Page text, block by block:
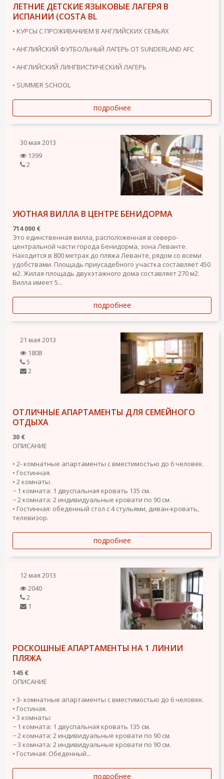
ЛЕТНИЕ ДЕТСКИЕ ЯЗЫКОВЫЕ ЛАГЕРЯ В
ИСПАНИИ (COSTA BL
• КУРСЫ С ПРОЖИВАНИЕМ В АНГЛИЙСКИХ СЕМЬЯХ
• АНГЛИЙСКИЙ ФУТБОЛЬНЫЙ ЛАГЕРЬ ОТ SUNDERLAND AFC
• АНГЛИЙСКИЙ ЛИНГВИСТИЧЕСКИЙ ЛАГЕРЬ
• SUMMER SCHOOL
подробнее
30 мая 2013
1399
2
УЮТНАЯ ВИЛЛА В ЦЕНТРЕ БЕНИДОРМА
714 000 €
Это единственная вилла, расположенная в северо-
центральной части города Бенидорма, зона Леванте.
Находится в 800 метрах до пляжа Леванте, рядом со всеми
удобствами. Площадь приусадебного участка составляет 450
м2. Жилая площадь двухэтажного дома составляет 270 м2.
Вилла имеет 5...
подробнее
21 мая 2013
1808
5
2
ОТЛИЧНЫЕ АПАРТАМЕНТЫ ДЛЯ СЕМЕЙНОГО
ОТДЫХА
30 €
ОПИСАНИЕ
• 2- комнатные апартаменты с вместимостью до 6 человек.
• Гостинная.
• 2 комнаты.
− 1 комната: 1 двуспальная кровать 135 см.
− 2 комната: 2 индивидуальные кровати по 90 см.
• Гостинная: обеденный стол с 4 стульями, диван-кровать,
телевизор.
подробнее
12 мая 2013
2040
2
1
РОСКОШНЫЕ АПАРТАМЕНТЫ НА 1 ЛИНИИ
ПЛЯЖА
145 €
ОПИСАНИЕ
• 3- комнатные апартаменты с вместимостью до 6 человек.
• Гостиная.
• 3 комнаты:
− 1 комната: 1 двуспальная кровать 135 см.
− 2 комната: 2 индивидуальные кровати по 90 см.
− 3 комната: 2 индивидуальные кровати по 90 см.
• Гостиная: Обеденный...
подробнее